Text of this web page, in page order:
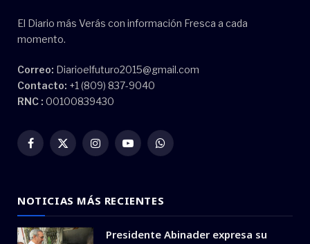
El Diario más Verás con información Fresca a cada
momento.
Correo: Diarioelfuturo2015@gmail.com
Contacto: +1 (809) 837-9040
RNC : 00100839430
Facebook
X
InstagramYouTubeWhatsApp
NOTICIAS MÁS RECIENTES
Presidente Abinader expresa su